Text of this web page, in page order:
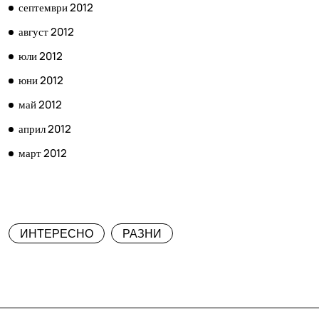
септември 2012
август 2012
юли 2012
юни 2012
май 2012
април 2012
март 2012
ИНТЕРЕСНО РАЗНИ